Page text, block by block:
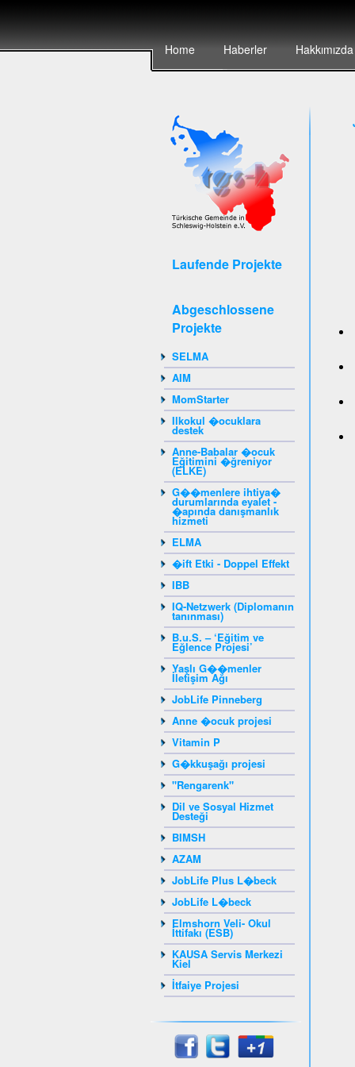
Home Haberler Hakkımızda
Laufende Projekte
Abgeschlossene
Projekte
SELMA
AIM
MomStarter
Ilkokul �ocuklara
destek
Anne-Babalar �ocuk
Eğitimini �ğreniyor
(ELKE)
G��menlere ihtiya�
durumlarında eyalet -
�apında danışmanlık
hizmeti
ELMA
�ift Etki - Doppel Effekt
IBB
IQ-Netzwerk (Diplomanın
tanınması)
B.u.S. – ‘Eğitim ve
Eğlence Projesi’
Yaşlı G��menler
İletişim Ağı
JobLife Pinneberg
Anne �ocuk projesi
Vitamin P
G�kkuşağı projesi
"Rengarenk"
Dil ve Sosyal Hizmet
Desteği
BIMSH
AZAM
JobLife Plus L�beck
JobLife L�beck
Elmshorn Veli- Okul
İttifakı (ESB)
KAUSA Servis Merkezi
Kiel
İtfaiye Projesi